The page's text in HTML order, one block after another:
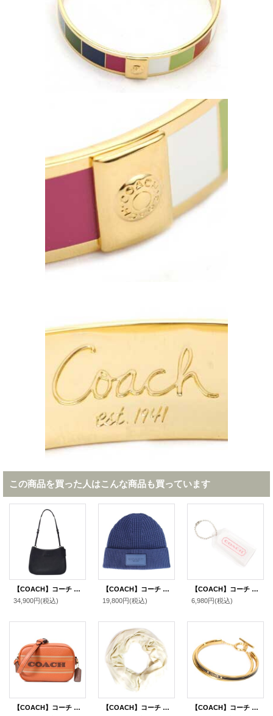
この商品を買った人はこんな商品も買っています
【COACH】コーチ スムースレザー ペネロペ ロゴ スリム ショルダー ハンドバッグ ブラック(日本未発売）
34,900円(税込)
【COACH】コーチ ウール ニット ロゴ ビーニー キャップ 帽子 ネイビー（日本未発売）
19,800円(税込)
【COACH】コーチ レジン ロゴ ハングタグ チャーム キーホルダー クリア（日本未発売）
6,980円(税込)
【COACH】コーチ レザー ロゴ ストライプ ミニ ジェイミー カメラバッグ クロスボディー ショルダーバッグ キャニオンマルチ（日本未発売）
【COACH】コーチ ウール レーヨン シグネチャー ショール ストール チャーク〔日本未発売〕
【COACH】コーチ ブレスレット バングル プレーテッドブラス ストーン ダブル バングル ロゴ 2点セット ゴールド×ブラック〔日本未発売〕